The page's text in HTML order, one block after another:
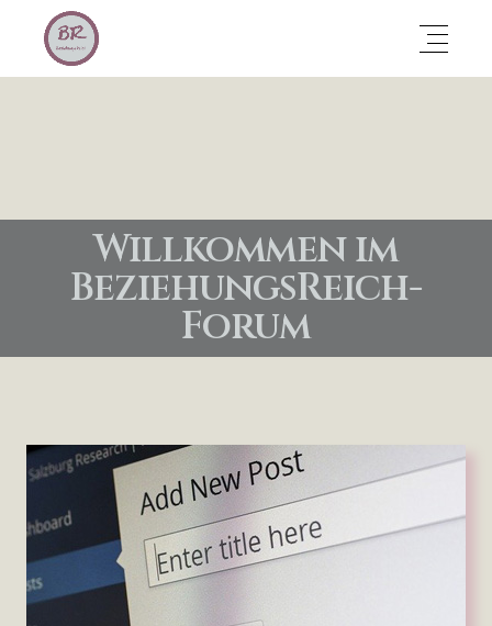
Willkommen im
BeziehungsReich-
Forum